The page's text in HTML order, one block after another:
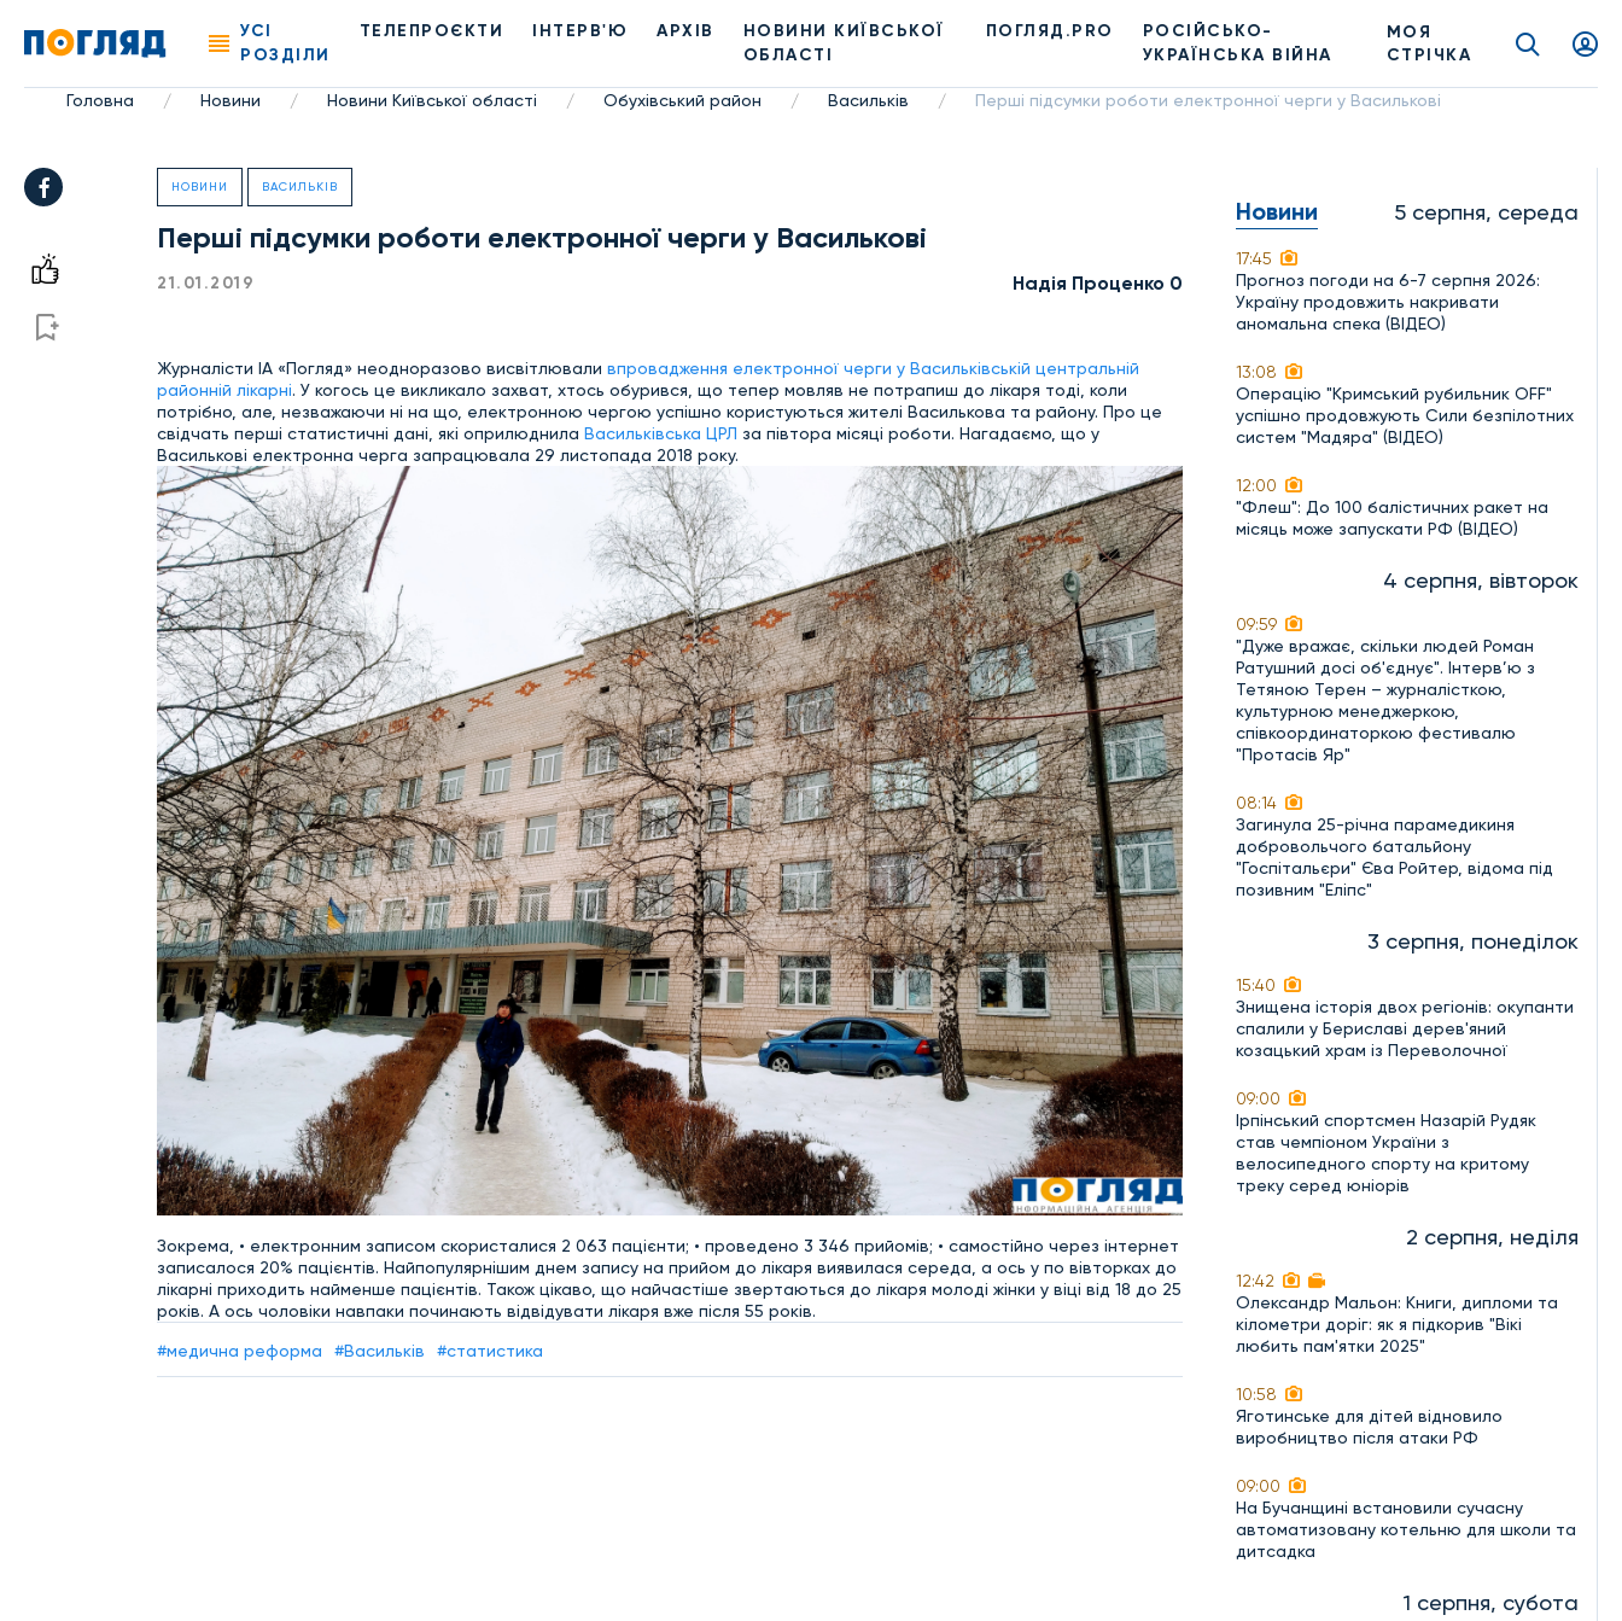
УСІ
РОЗДІЛИ
ТЕЛЕПРОЄКТИ ІНТЕРВ'Ю АРХІВ
НОВИНИ КИЇВСЬКОЇ
ОБЛАСТІ
ПОГЛЯД.PRO
РОСІЙСЬКО-
УКРАЇНСЬКА ВІЙНА
МОЯ
СТРІЧКА
Головна / Новини / Новини Київської області / Обухівський район / Васильків / Перші підсумки роботи електронної черги у Василькові
НОВИНИ ВАСИЛЬКІВ
Перші підсумки роботи електронної черги у Василькові
21.01.2019 Надiя Проценко 0
Журналісти ІА «Погляд» неодноразово висвітлювали впровадження електронної черги у Васильківській центральній
районній лікарні. У когось це викликало захват, хтось обурився, що тепер мовляв не потрапиш до лікаря тоді, коли
потрібно, але, незважаючи ні на що, електронною чергою успішно користуються жителі Василькова та району. Про це
свідчать перші статистичні дані, які оприлюднила Васильківська ЦРЛ за півтора місяці роботи. Нагадаємо, що у
Василькові електронна черга запрацювала 29 листопада 2018 року.
Зокрема, • електронним записом скористалися 2 063 пацієнти; • проведено 3 346 прийомів; • самостійно через інтернет
записалося 20% пацієнтів. Найпопулярнішим днем запису на прийом до лікаря виявилася середа, а ось у по вівторках до
лікарні приходить найменше пацієнтів. Також цікаво, що найчастіше звертаються до лікаря молоді жінки у віці від 18 до 25
років. А ось чоловіки навпаки починають відвідувати лікаря вже після 55 років.
#медична реформа #Васильків #статистика
Новини 5 серпня, середа
17:45
Прогноз погоди на 6-7 серпня 2026:
Україну продовжить накривати
аномальна спека (ВІДЕО)
13:08
Операцію "Кримський рубильник OFF"
успішно продовжують Сили безпілотних
систем "Мадяра" (ВІДЕО)
12:00
"Флеш": До 100 балістичних ракет на
місяць може запускати РФ (ВІДЕО)
4 серпня, вівторок
09:59
"Дуже вражає, скільки людей Роман
Ратушний досі об'єднує". Інтерв’ю з
Тетяною Терен – журналісткою,
культурною менеджеркою,
співкоординаторкою фестивалю
"Протасів Яр"
08:14
Загинула 25-річна парамедикиня
добровольчого батальйону
"Госпітальєри" Єва Ройтер, відома під
позивним "Еліпс"
3 серпня, понеділок
15:40
Знищена історія двох регіонів: окупанти
спалили у Бериславі дерев'яний
козацький храм із Переволочної
09:00
Ірпінський спортсмен Назарій Рудяк
став чемпіоном України з
велосипедного спорту на критому
треку серед юніорів
2 серпня, неділя
12:42
Олександр Мальон: Книги, дипломи та
кілометри доріг: як я підкорив "Вікі
любить пам'ятки 2025"
10:58
Яготинське для дітей відновило
виробництво після атаки РФ
09:00
На Бучанщині встановили сучасну
автоматизовану котельню для школи та
дитсадка
1 серпня, субота